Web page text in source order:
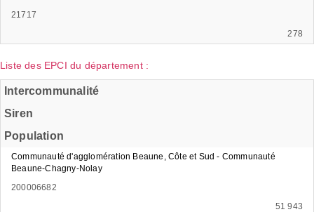
21717
278
Liste des EPCI du département :
Intercommunalité
Siren
Population
Communauté d'agglomération Beaune, Côte et Sud - Communauté
Beaune-Chagny-Nolay
200006682
51 943